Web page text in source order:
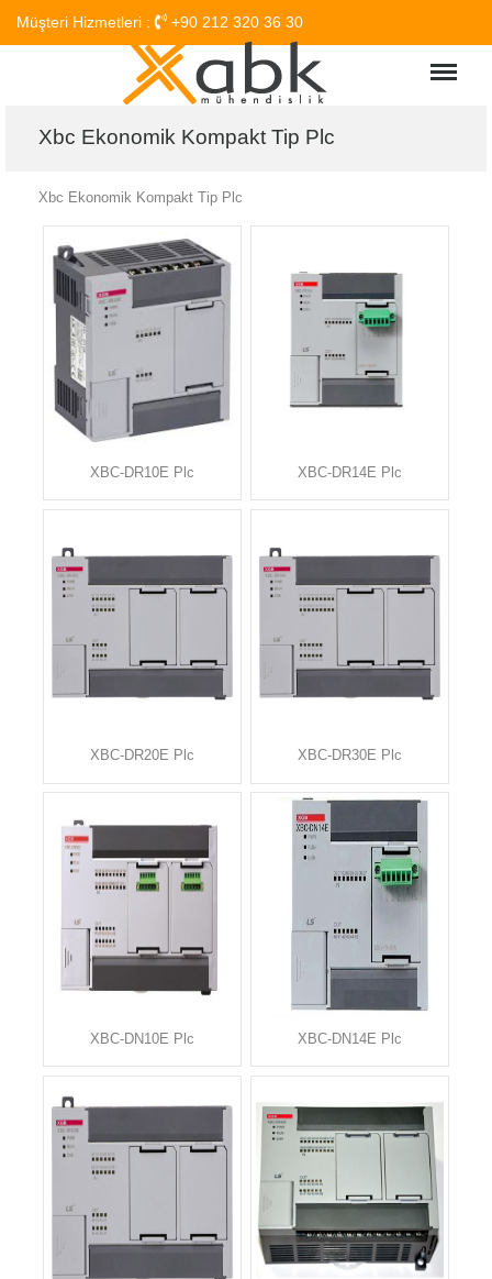
Müşteri Hizmetleri : +90 212 320 36 30
Menu
Xbc Ekonomik Kompakt Tip Plc
Xbc Ekonomik Kompakt Tip Plc
XBC-DR10E Plc XBC-DR14E Plc
XBC-DR20E Plc XBC-DR30E Plc
XBC-DN10E Plc XBC-DN14E Plc